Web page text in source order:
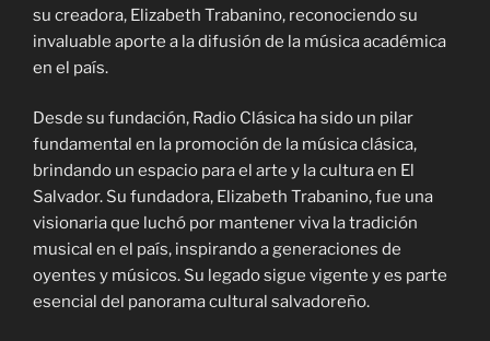
su creadora, Elizabeth Trabanino, reconociendo su
invaluable aporte a la difusión de la música académica
en el país.
Desde su fundación, Radio Clásica ha sido un pilar
fundamental en la promoción de la música clásica,
brindando un espacio para el arte y la cultura en El
Salvador. Su fundadora, Elizabeth Trabanino, fue una
visionaria que luchó por mantener viva la tradición
musical en el país, inspirando a generaciones de
oyentes y músicos. Su legado sigue vigente y es parte
esencial del panorama cultural salvadoreño.